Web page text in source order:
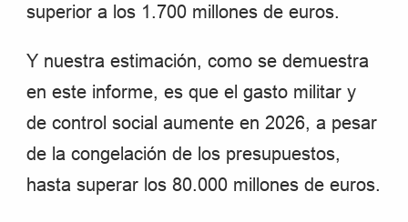
superior a los 1.700 millones de euros.
Y nuestra estimación, como se demuestra
en este informe, es que el gasto militar y
de control social aumente en 2026, a pesar
de la congelación de los presupuestos,
hasta superar los 80.000 millones de euros.